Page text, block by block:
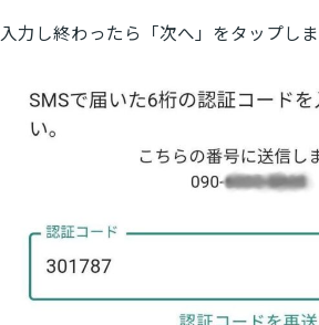
入力し終わったら「次へ」をタップしま